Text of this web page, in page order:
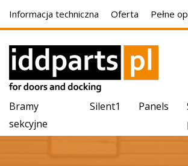
Informacja techniczna Oferta Pełne
Bramy
sekcyjne
Silent1 Panels